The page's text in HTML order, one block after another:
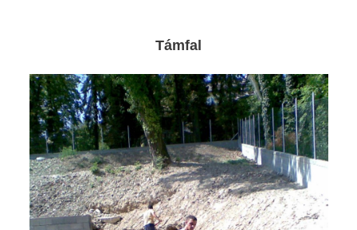
Támfal